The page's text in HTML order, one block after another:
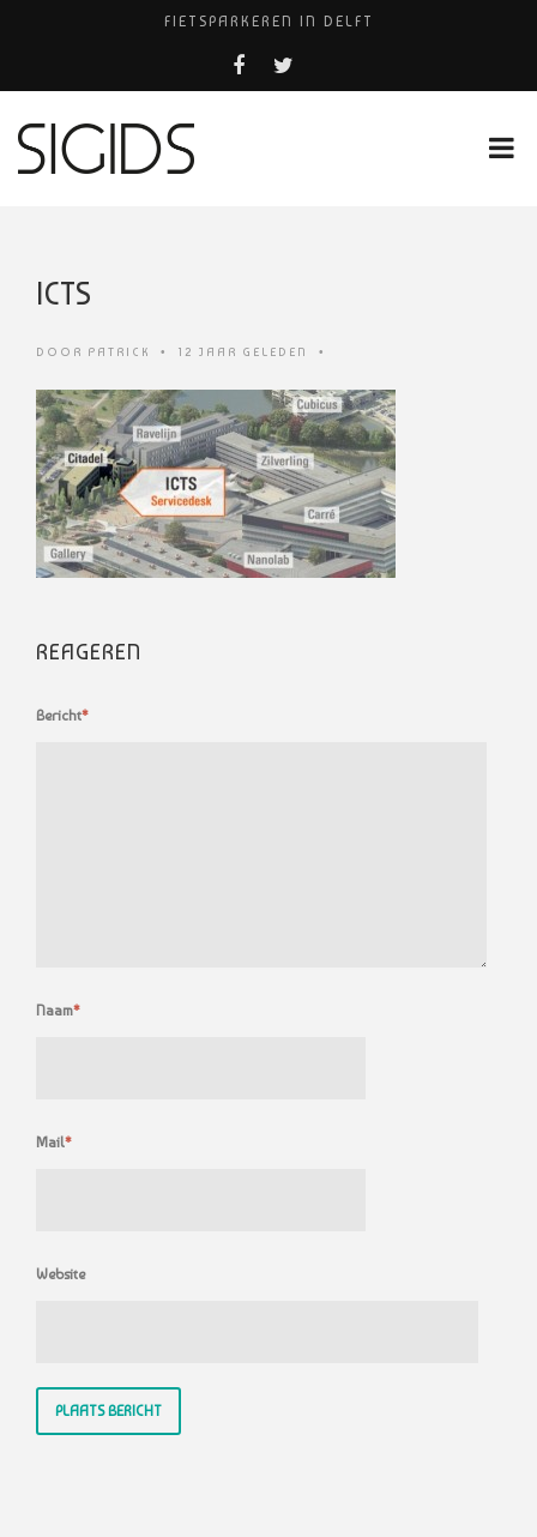
FIETSPARKEREN IN DELFT
PIZZERIA POMPEÏ ￼
BELEEF DE MAGIE VAN FILM BIJ KINEPOLIS
ICTS
DOOR PATRICK • 12 JAAR GELEDEN •
REAGEREN
Bericht*
Naam*
Mail*
Website